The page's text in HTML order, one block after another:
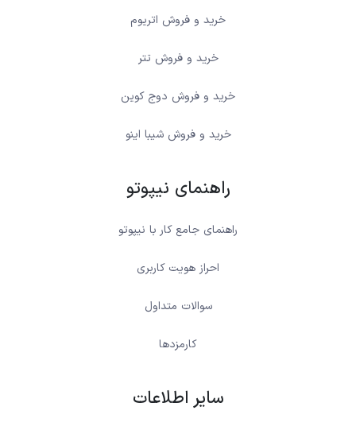
خرید و فروش اتریوم
خرید و فروش تتر
خرید و فروش دوج کوین
خرید و فروش شیبا اینو
راهنمای نیپوتو
راهنمای جامع کار با نیپوتو
احراز هویت کاربری
سوالات متداول
کارمزدها
سایر اطلاعات